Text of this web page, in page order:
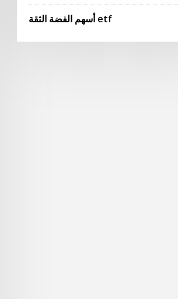
أسهم الفضة الثقة etf